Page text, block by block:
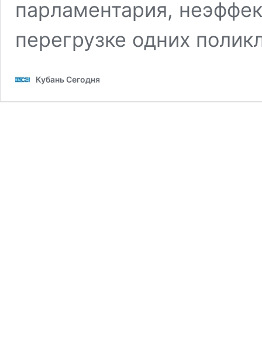
парламентария,
перегрузке одних
Кубань Сегодня